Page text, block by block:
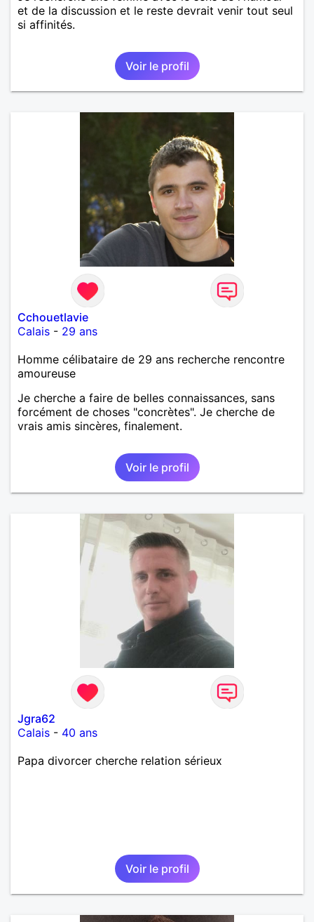
et de la discussion et le reste devrait venir tout seul
si affinités.
Voir le profil
Cchouetlavie
Calais - 29 ans
Homme célibataire de 29 ans recherche rencontre
amoureuse
Je cherche a faire de belles connaissances, sans
forcément de choses "concrètes". Je cherche de
vrais amis sincères, finalement.
Voir le profil
Jgra62
Calais - 40 ans
Papa divorcer cherche relation sérieux
Voir le profil